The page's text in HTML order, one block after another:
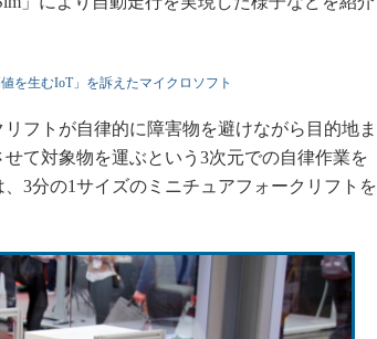
を生むIoT」を訴えたマイクロソフト
フトが自律的に障害物を避けながら目的地ま
て対象物を運ぶという3次元での自律作業を
3分の1サイズのミニチュアフォークリフトを